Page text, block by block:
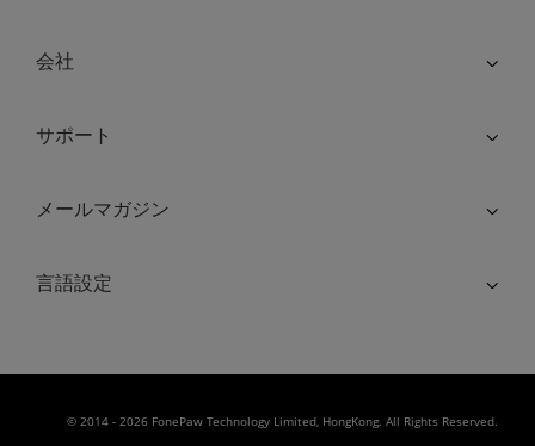
会社
サポート
メールマガジン
言語設定
© 2014 - 2026 FonePaw Technology Limited, HongKong. All Rights Reserved.